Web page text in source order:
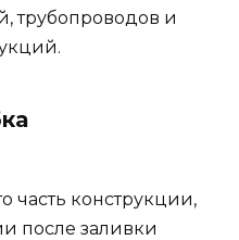
трубопроводов и
часть конструкции,
после заливки